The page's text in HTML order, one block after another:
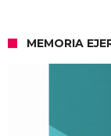
MEMORIA